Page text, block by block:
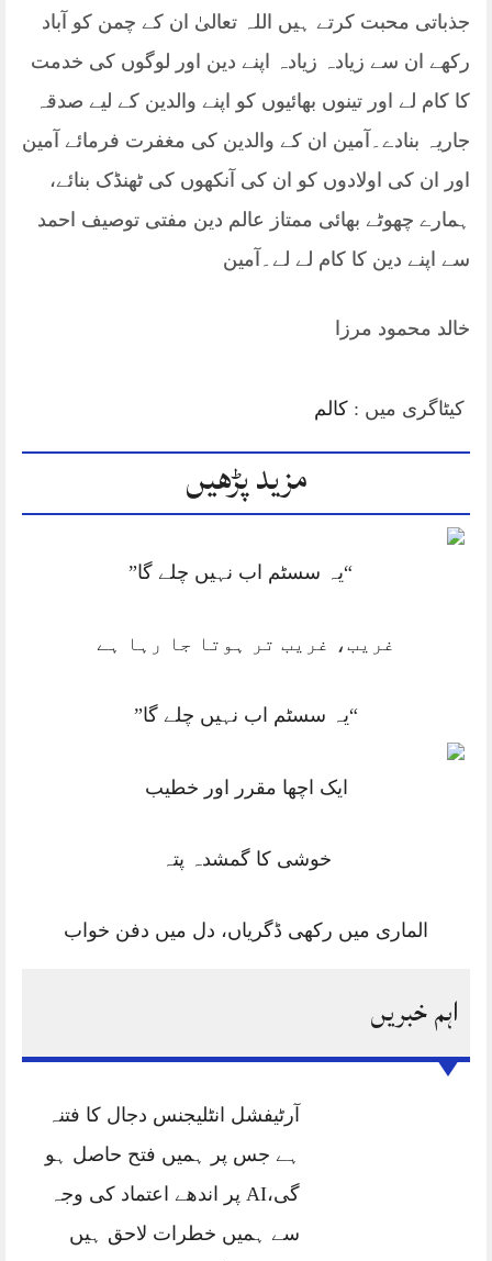
جذباتی محبت کرتے ہیں اللہ تعالیٰ ان کے چمن کو آباد
رکھے ان سے زیادہ زیادہ اپنے دین اور لوگوں کی خدمت
کا کام لے اور تینوں بھائیوں کو اپنے والدین کے لیے صدقہ
جاریہ بنادے۔آمین ان کے والدین کی مغفرت فرمائے آمین
اور ان کی اولادوں کو ان کی آنکھوں کی ٹھنڈک بنائے،
ہمارے چھوٹے بھائی ممتاز عالم دین مفتی توصیف احمد
سے اپنے دین کا کام لے لے۔آمین
خالد محمود مرزا
کیٹاگری میں : کالم
مزید پڑھیں
“یہ سسٹم اب نہیں چلے گا”
غریب، غریب تر ہوتا جا رہا ہے
“یہ سسٹم اب نہیں چلے گا”
ایک اچھا مقرر اور خطیب
خوشی کا گمشدہ پتہ
الماری میں رکھی ڈگریاں، دل میں دفن خواب
اہم خبریں
آرٹیفشل انٹلیجنس دجال کا فتنہ
ہے جس پر ہمیں فتح حاصل ہو
گی،AI پر اندھے اعتماد کی وجہ
سے ہمیں خطرات لاحق ہیں